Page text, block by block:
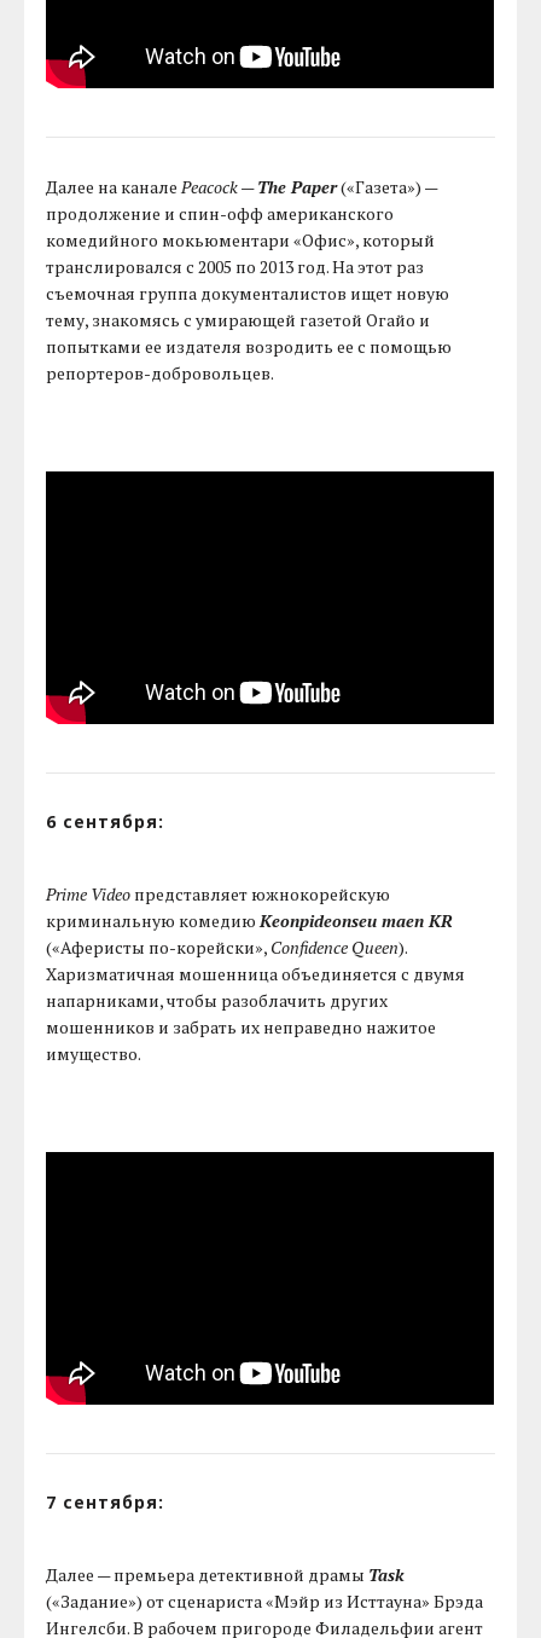
Далее на каналеPeacock—The Paper(«Газета») —
продолжение и спин-офф американского
комедийного мокьюментари «Офис», который
транслировался с 2005 по 2013 год. На этот раз
съемочная группа документалистов ищет новую
тему, знакомясь с умирающей газетой Огайо и
попытками ее издателя возродить ее с помощью
репортеров-добровольцев.
6 сентября:
Prime Video представляет южнокорейскую
криминальную комедию Keonpideonseu maen KR
(«Аферисты по-корейски», Confidence Queen).
Харизматичная мошенница объединяется с двумя
напарниками, чтобы разоблачить других
мошенников и забрать их неправедно нажитое
имущество.
7 сентября:
Далее — премьера детективной драмы Task
(«Задание») от сценариста «Мэйр из Исттауна» Брэда
Ингелсби. В рабочем пригороде Филадельфии агент